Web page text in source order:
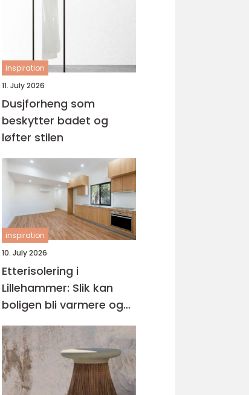
inspiration
11. July 2026
Dusjforheng som
beskytter badet og
løfter stilen
inspiration
10. July 2026
Etterisolering i
Lillehammer: Slik kan
boligen bli varmere og
mer energieffektiv